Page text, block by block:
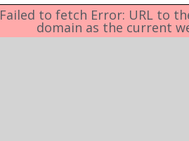
Failed to fetch Error: URL to
domain as the current